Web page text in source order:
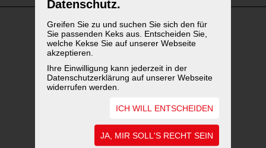
Datenschutz.
Greifen Sie zu und suchen Sie sich den für
Sie passenden Keks aus. Entscheiden Sie,
welche Kekse Sie auf unserer Webseite
akzeptieren.
Ihre Einwilligung kann jederzeit in der
Datenschutzerklärung auf unserer Webseite
widerrufen werden.
ICH WILL ENTSCHEIDEN
JA, MIR SOLL'S RECHT SEIN
WEITERFÜHRENDE LINKS